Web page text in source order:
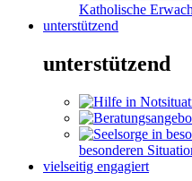
Katholische
unterstützend
unterstützend
besonderen
vielseitig engagiert